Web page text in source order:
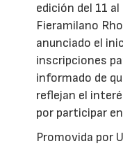
edición del 11
Fieramilano
anunciado el
inscripciones
informado de
reflejan el
por participar
Promovida por